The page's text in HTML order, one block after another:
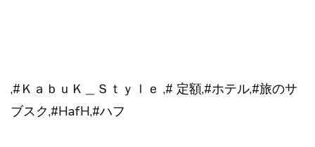
,#ＫａｂｕＫ＿Ｓｔｙｌｅ ,# 定額,#ホテル,#旅のサ
ブスク,#HafH,#ハフ